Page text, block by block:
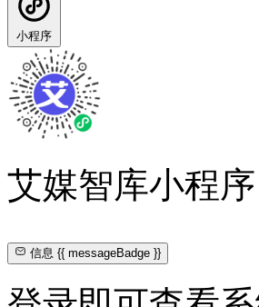
小程序
艾媒智库小程序
信息{{ messageBadge }}